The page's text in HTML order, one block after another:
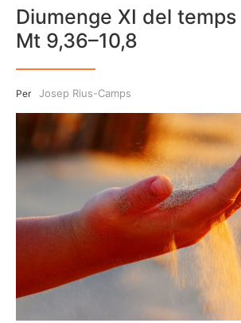
Diumenge XI del
Mt 9,36–10,8
Per Josep Rius-Camps